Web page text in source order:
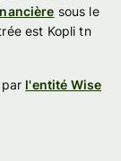
sous le
est Kopli tn
l'entité Wise